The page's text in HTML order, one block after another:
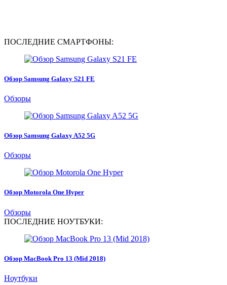
ПОСЛЕДНИЕ СМАРТФОНЫ:
Обзор Samsung Galaxy S21 FE
Обзоры
Обзор Samsung Galaxy A52 5G
Обзоры
Обзор Motorola One Hyper
Обзоры
ПОСЛЕДНИЕ НОУТБУКИ:
Обзор MacBook Pro 13 (Mid 2018)
Ноутбуки